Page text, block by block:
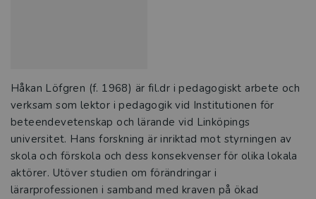
Håkan Löfgren (f. 1968) är fil.dr i pedagogiskt arbete och
verksam som lektor i pedagogik vid Institutionen för
beteendevetenskap och lärande vid Linköpings
universitet. Hans forskning är inriktad mot styrningen av
skola och förskola och dess konsekvenser för olika lokala
aktörer. Utöver studien om förändringar i
lärarprofessionen i samband med kraven på ökad